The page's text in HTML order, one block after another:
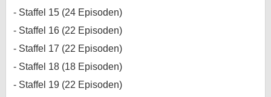
Staffel 15 (24 Episoden)
Staffel 16 (22 Episoden)
Staffel 17 (22 Episoden)
Staffel 18 (18 Episoden)
Staffel 19 (22 Episoden)